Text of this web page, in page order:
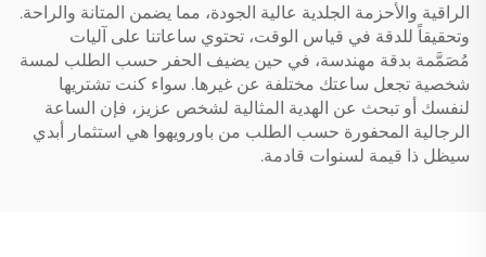
الراقية والأحزمة الجلدية عالية الجودة، مما يضمن المتانة والراحة.
وتحقيقاً للدقة في قياس الوقت، تحتوي ساعاتنا على آليات
مُصَمَّمة بدقة مهندسة، في حين يضيف الحفر حسب الطلب لمسة
شخصية تجعل ساعتك مختلفة عن غيرها. سواء كنت تشتريها
لنفسك أو تبحث عن الهدية المثالية لشخص عزيز، فإن الساعة
الرجالية المحفورة حسب الطلب من باورويهوا هي استثمار أبدي
سيظل ذا قيمة لسنوات قادمة.